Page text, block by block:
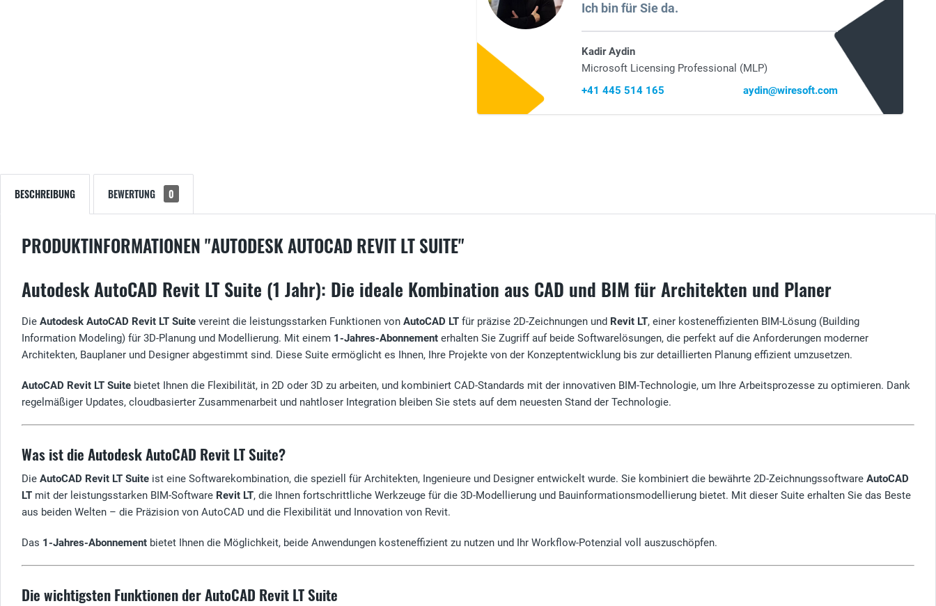
Ich bin für Sie da.
Kadir Aydin
Microsoft Licensing Professional (MLP)
+41 445 514 165
aydin@wiresoft.com
BESCHREIBUNG BEWERTUNG 0
PRODUKTINFORMATIONEN "AUTODESK AUTOCAD REVIT LT SUITE"
Autodesk AutoCAD Revit LT Suite (1 Jahr): Die ideale Kombination aus CAD und BIM für Architekten und Planer
Die Autodesk AutoCAD Revit LT Suite vereint die leistungsstarken Funktionen von AutoCAD LT für präzise 2D-Zeichnungen und Revit LT, einer kosteneffizienten BIM-Lösung (Building
Information Modeling) für 3D-Planung und Modellierung. Mit einem 1-Jahres-Abonnement erhalten Sie Zugriff auf beide Softwarelösungen, die perfekt auf die Anforderungen moderner
Architekten, Bauplaner und Designer abgestimmt sind. Diese Suite ermöglicht es Ihnen, Ihre Projekte von der Konzeptentwicklung bis zur detaillierten Planung effizient umzusetzen.
AutoCAD Revit LT Suite bietet Ihnen die Flexibilität, in 2D oder 3D zu arbeiten, und kombiniert CAD-Standards mit der innovativen BIM-Technologie, um Ihre Arbeitsprozesse zu optimieren. Dank
regelmäßiger Updates, cloudbasierter Zusammenarbeit und nahtloser Integration bleiben Sie stets auf dem neuesten Stand der Technologie.
Was ist die Autodesk AutoCAD Revit LT Suite?
Die AutoCAD Revit LT Suite ist eine Softwarekombination, die speziell für Architekten, Ingenieure und Designer entwickelt wurde. Sie kombiniert die bewährte 2D-Zeichnungssoftware AutoCAD
LT mit der leistungsstarken BIM-Software Revit LT, die Ihnen fortschrittliche Werkzeuge für die 3D-Modellierung und Bauinformationsmodellierung bietet. Mit dieser Suite erhalten Sie das Beste
aus beiden Welten – die Präzision von AutoCAD und die Flexibilität und Innovation von Revit.
Das 1-Jahres-Abonnement bietet Ihnen die Möglichkeit, beide Anwendungen kosteneffizient zu nutzen und Ihr Workflow-Potenzial voll auszuschöpfen.
Die wichtigsten Funktionen der AutoCAD Revit LT Suite